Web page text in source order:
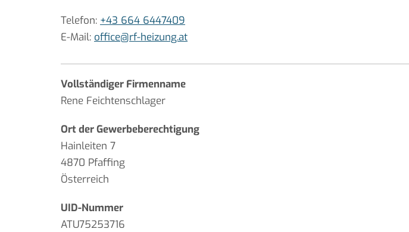
Telefon: +43 664 6447409
E-Mail: office@rf-heizung.at
Vollständiger Firmenname
Rene Feichtenschlager
Ort der Gewerbeberechtigung
Hainleiten 7
4870 Pfaffing
Österreich
UID-Nummer
ATU75253716